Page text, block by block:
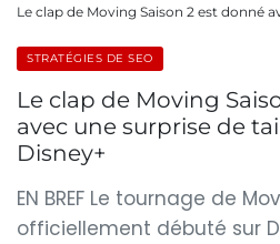
Le clap de Moving Saison 2 est donné
STRATÉGIES DE SEO
Le clap de Moving
avec une surprise de
Disney+
EN BREF Le tournage de
officiellement débuté sur